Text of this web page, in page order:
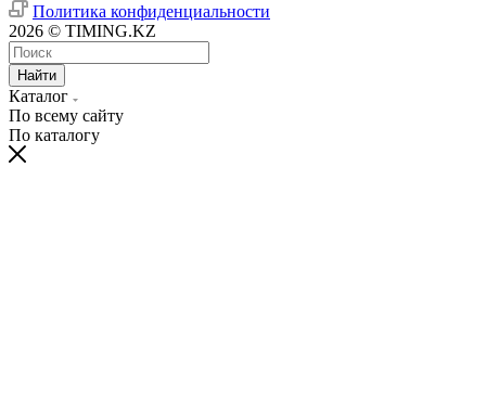
Политика конфиденциальности
2026 © TIMING.KZ
Найти
Каталог
По всему сайту
По каталогу